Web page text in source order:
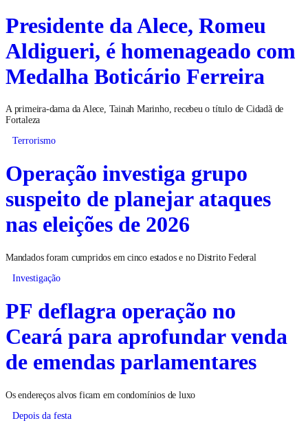
Presidente da Alece, Romeu
Aldigueri, é homenageado com
Medalha Boticário Ferreira
A primeira-dama da Alece, Tainah Marinho, recebeu o título de Cidadã de
Fortaleza
Terrorismo
Operação investiga grupo
suspeito de planejar ataques
nas eleições de 2026
Mandados foram cumpridos em cinco estados e no Distrito Federal
Investigação
PF deflagra operação no
Ceará para aprofundar venda
de emendas parlamentares
Os endereços alvos ficam em condomínios de luxo
Depois da festa